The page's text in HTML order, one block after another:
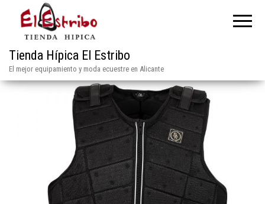
Tienda Hípica El Estribo
El mejor equipamiento y moda ecuestre en Alicante